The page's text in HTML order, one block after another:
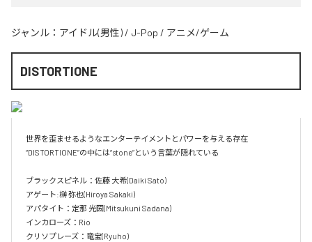
ジャンル： アイドル(男性) / J-Pop / アニメ/ゲーム
DISTORTIONE
​世界を歪ませるようなエンターテイメントとパワーを与える存在
“DISTORTIONE”の中には“stone”という言葉が隠れている
ブラックスピネル：佐藤 大希(Daiki Sato)
​アゲート:榊 弥也(Hiroya Sakaki)
アパタイト：定那 光圀(Mitsukuni Sadana)
インカローズ：Rio
クリソプレーズ：竜宝(Ryuho)